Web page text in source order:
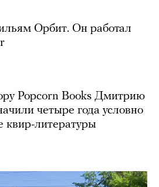
Орбит. Он работал
Popcorn Books Дмитрию
четыре года условно
квир-литературы